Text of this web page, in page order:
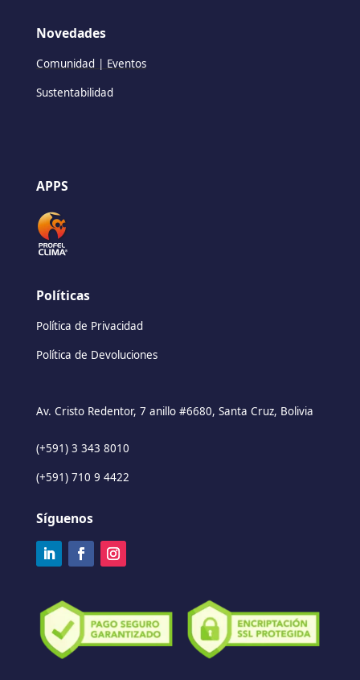
Novedades
Comunidad | Eventos
Sustentabilidad
APPS
Políticas
Política de Privacidad
Política de Devoluciones
Av. Cristo Redentor, 7 anillo #6680, Santa Cruz, Bolivia
(+591) 3 343 8010
(+591) 710 9 4422
Síguenos